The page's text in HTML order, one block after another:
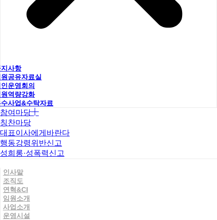
사항
공유자료실
운영회의
역량강화
사업&수탁자료
참여마당
칭찬마당
대표이사에게바란다
행동강령위반신고
성희롱·성폭력신고
인사말
조직도
연혁&CI
임원소개
사업소개
운영시설